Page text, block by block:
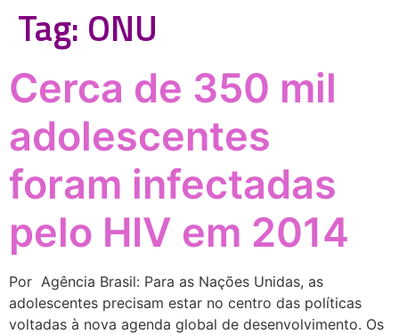
Tag: ONU
Cerca de 350 mil
adolescentes
foram infectadas
pelo HIV em 2014
Por Agência Brasil: Para as Nações Unidas, as
adolescentes precisam estar no centro das políticas
voltadas à nova agenda global de desenvolvimento. Os